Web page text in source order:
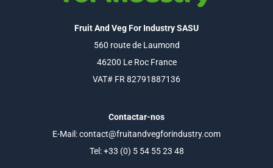
Fruit And Veg For Industry SASU
560 route de Laumond
46200 Le Roc France
VAT# FR 82791887136
Contactar-nos
E-Mail:contact@fruitandvegforindustry.com
Tel:+33 (0) 5 54 55 23 48